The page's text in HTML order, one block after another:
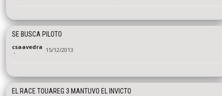
SE BUSCA PILOTO
csaavedra
- 15/12/2013
EL RACE TOUAREG 3 MANTUVO EL INVICTO